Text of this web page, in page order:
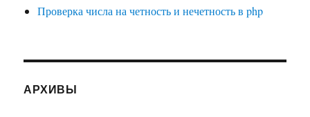
Проверка числа на четность и нечетность в php
АРХИВЫ